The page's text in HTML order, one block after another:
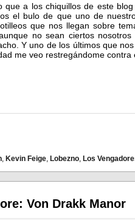
que a los chiquillos de este
el bulo de que uno de
que nos llegan sobre
no sean ciertos
Y uno de los últimos que
me veo restregándome
, Kevin Feige, Lobezno, Los
Von Drakk Manor